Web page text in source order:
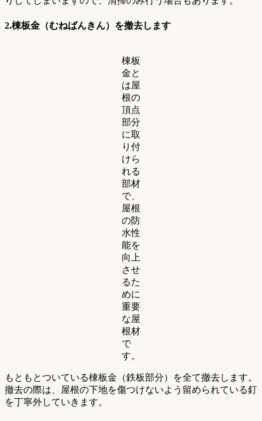
2.棟板金（むねばんきん）を撤去します
棟板
金と
は屋
根の
頂点
部分
に取
り付
けら
れる
部材
で、
屋根
の防
水性
能を
向上
させ
るた
めに
重要
な屋
根材
で
す。
もともとついている棟板金（鉄板部分）を全て撤去します。
撤去の際は、屋根の下地を傷つけないよう留められている釘
を丁寧外していきます。